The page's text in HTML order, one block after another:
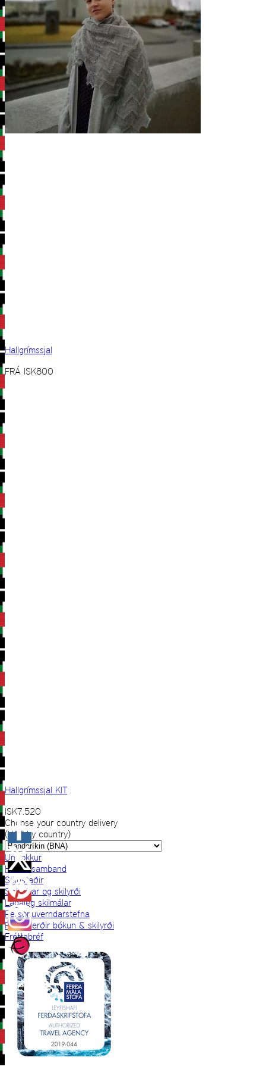
Hallgrímssjal
FRÁ ISK800
Hallgrímssjal KIT
ISK7.520
Choose your country delivery
(VAT by country)
Um okkur
Hafðu samband
Sölustaðir
Skilmálar og skilyrði
Lagaleg skilmálar
Persónuverndarstefna
Prjónaferðir bókun & skilyrði
Fréttabréf